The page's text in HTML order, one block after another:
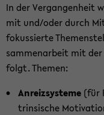
In der Ver­gan­gen­heit
mit und/oder durch
fo­kus­sier­te
sam­men­ar­beit mit
folgt. The­men:
An­reiz­sys­te­me (für
trinsi­sche